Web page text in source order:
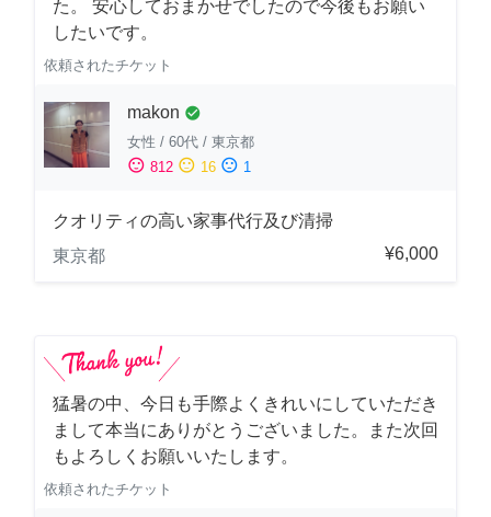
た。 安心しておまかせでしたので今後もお願い
したいです。
依頼されたチケット
makon check_circle
女性 / 60代 / 東京都
sentiment_satisfied 812 sentiment_neutral 16 sentiment_dissatisfied 1
クオリティの高い家事代行及び清掃
東京都
¥6,000
猛暑の中、今日も手際よくきれいにしていただき
まして本当にありがとうございました。また次回
もよろしくお願いいたします。
依頼されたチケット